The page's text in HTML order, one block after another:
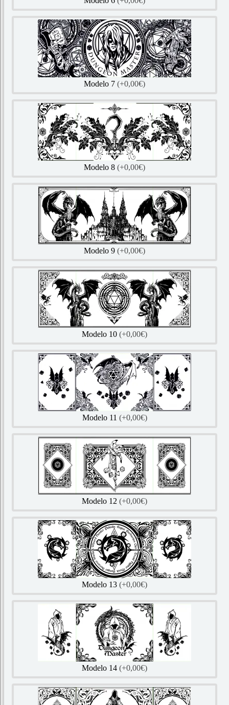
Modelo 7 (+0,00€)
Modelo 8 (+0,00€)
Modelo 9 (+0,00€)
Modelo 10 (+0,00€)
Modelo 11 (+0,00€)
Modelo 12 (+0,00€)
Modelo 13 (+0,00€)
Modelo 14 (+0,00€)